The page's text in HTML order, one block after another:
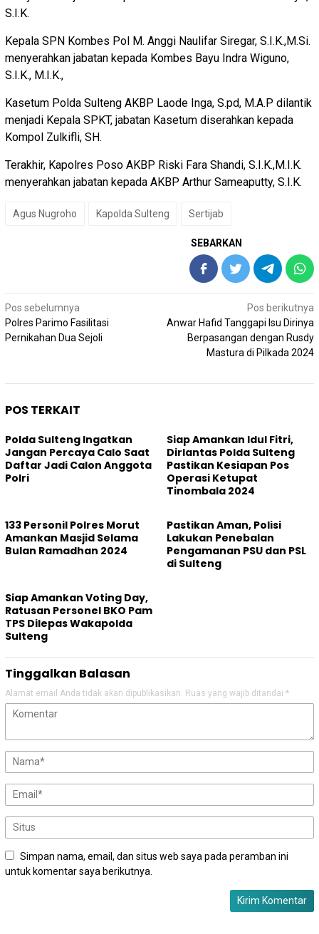
S.I.K.
Kepala SPN Kombes Pol M. Anggi Naulifar Siregar, S.I.K.,M.Si.
menyerahkan jabatan kepada Kombes Bayu Indra Wiguno,
S.I.K., M.I.K.,
Kasetum Polda Sulteng AKBP Laode Inga, S.pd, M.A.P dilantik
menjadi Kepala SPKT, jabatan Kasetum diserahkan kepada
Kompol Zulkifli, SH.
Terakhir, Kapolres Poso AKBP Riski Fara Shandi, S.I.K.,M.I.K.
menyerahkan jabatan kepada AKBP Arthur Sameaputty, S.I.K.
Agus Nugroho Kapolda Sulteng Sertijab
SEBARKAN
Navigasi
pos
Pos sebelumnya
Polres Parimo Fasilitasi
Pernikahan Dua Sejoli
Pos berikutnya
Anwar Hafid Tanggapi Isu Dirinya
Berpasangan dengan Rusdy
Mastura di Pilkada 2024
POS TERKAIT
Polda Sulteng Ingatkan
Jangan Percaya Calo Saat
Daftar Jadi Calon Anggota
Polri
Siap Amankan Idul Fitri,
Dirlantas Polda Sulteng
Pastikan Kesiapan Pos
Operasi Ketupat
Tinombala 2024
133 Personil Polres Morut
Amankan Masjid Selama
Bulan Ramadhan 2024
Pastikan Aman, Polisi
Lakukan Penebalan
Pengamanan PSU dan PSL
di Sulteng
Siap Amankan Voting Day,
Ratusan Personel BKO Pam
TPS Dilepas Wakapolda
Sulteng
Tinggalkan Balasan
Alamat email Anda tidak akan dipublikasikan. Ruas yang wajib ditandai *
Simpan nama, email, dan situs web saya pada peramban ini
untuk komentar saya berikutnya.